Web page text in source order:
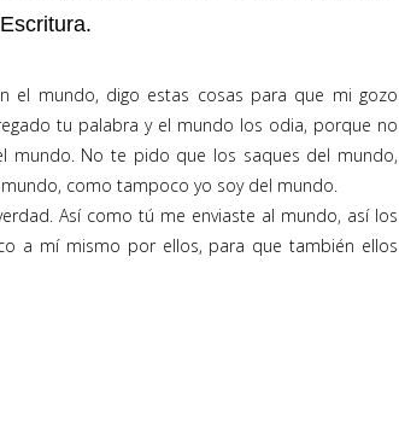
el mundo, digo estas cosas para que mi gozo
tu palabra y el mundo los odia, porque no
mundo. No te pido que los saques del mundo,
como tampoco yo soy del mundo.
Así como tú me enviaste al mundo, así los
a mí mismo por ellos, para que también ellos